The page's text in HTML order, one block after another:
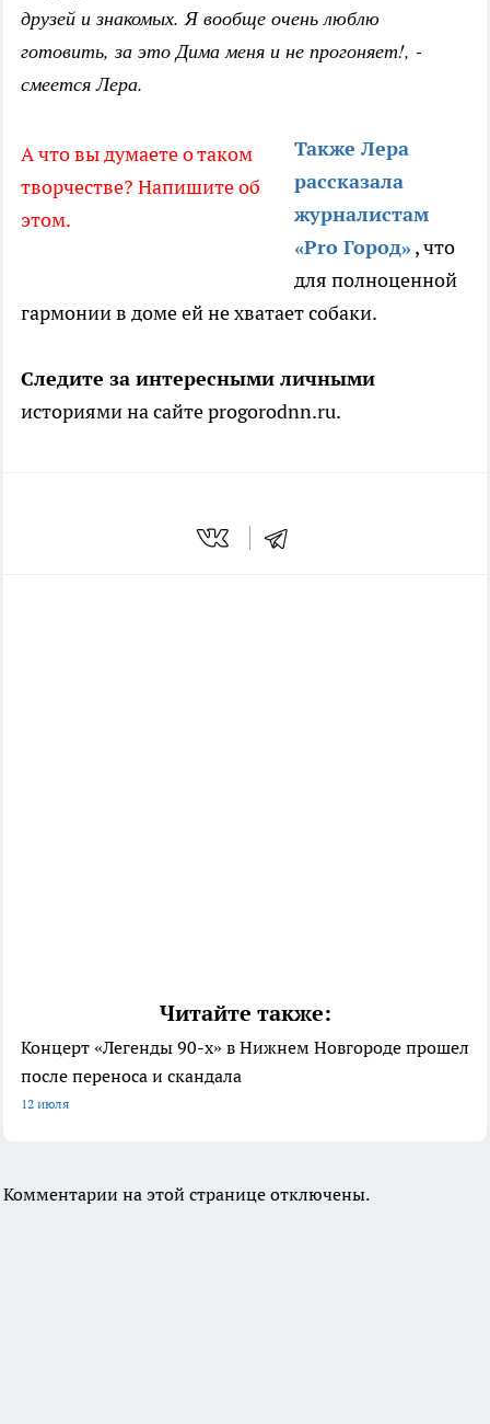
друзей и знакомых. Я вообще очень люблю
готовить, за это Дима меня и не прогоняет!, -
смеется Лера.
А что вы думаете о таком
творчестве? Напишите об
этом.
Также Лера
рассказала
журналистам
«Pro Город» , что
для полноценной
гармонии в доме ей не хватает собаки.
Следите за интересными личными
историями на сайте progorodnn.ru.
Читайте также:
Концерт «Легенды 90-х» в Нижнем Новгороде прошел
после переноса и скандала
12 июля
Комментарии на этой странице отключены.